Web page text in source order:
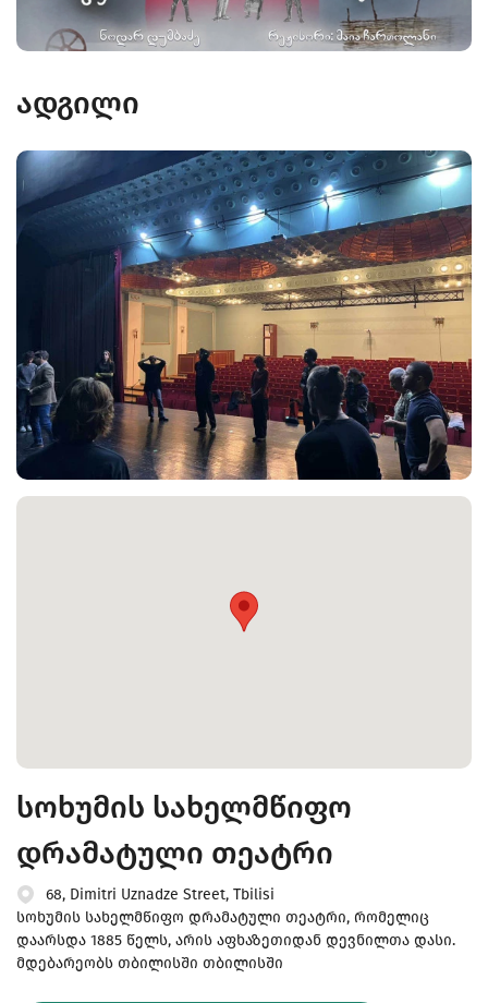
ადგილი
სოხუმის სახელმწიფო
დრამატული თეატრი
68, Dimitri Uznadze Street, Tbilisi
სოხუმის სახელმწიფო დრამატული თეატრი, რომელიც
დაარსდა 1885 წელს, არის აფხაზეთიდან დევნილთა დასი.
მდებარეობს თბილისში თბილისში